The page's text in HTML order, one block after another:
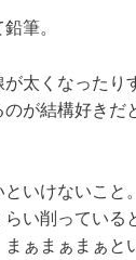
筆。
太くなったり
が結構好きだ
いけないこと。
らい削っている
ぁまぁまぁと